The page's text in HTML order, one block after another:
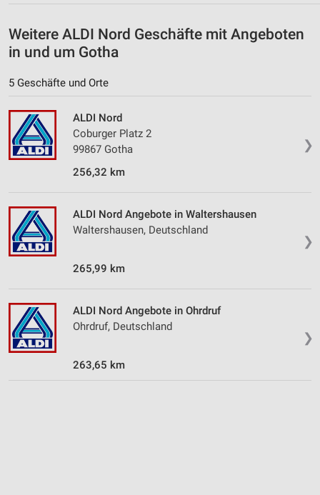
Weitere ALDI Nord Geschäfte mit Angeboten
in und um Gotha
5 Geschäfte und Orte
❯
ALDI Nord
Coburger Platz 2
99867 Gotha
256,32 km
❯
ALDI Nord Angebote in Waltershausen
Waltershausen, Deutschland
265,99 km
❯
ALDI Nord Angebote in Ohrdruf
Ohrdruf, Deutschland
263,65 km